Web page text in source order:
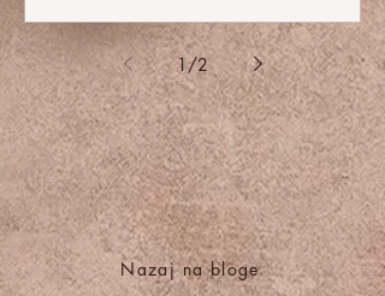
1/2
Nazaj na bloge